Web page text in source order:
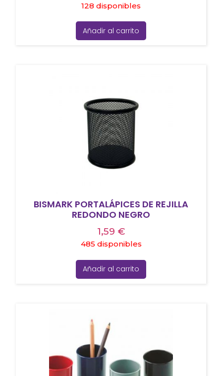
128 disponibles
Añadir al carrito
BISMARK PORTALÁPICES DE REJILLA
REDONDO NEGRO
1,59 €
485 disponibles
Añadir al carrito